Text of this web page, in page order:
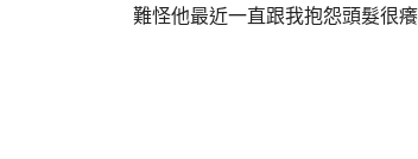
難怪他最近一直跟我抱怨頭髮很